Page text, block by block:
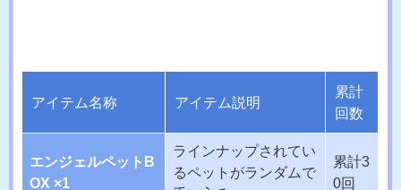
アイテム名称 アイテム説明
累計
回数
エンジェルペットB
OX ×1
ラインナップされてい
るペットがランダムで
累計3
0回